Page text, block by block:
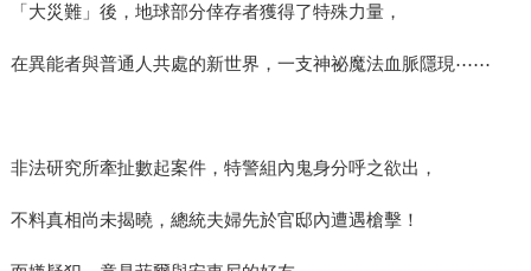
「大災難」後，地球部分倖存者獲得了特殊力量，
在異能者與普通人共處的新世界，一支神祕魔法血脈隱現⋯⋯
非法研究所牽扯數起案件，特警組內鬼身分呼之欲出，
不料真相尚未揭曉，總統夫婦先於官邸內遭遇槍擊！